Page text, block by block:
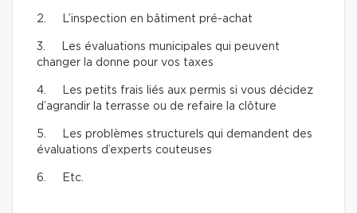
2. L’inspection en bâtiment pré-achat
3. Les évaluations municipales qui peuvent
changer la donne pour vos taxes
4. Les petits frais liés aux permis si vous décidez
d’agrandir la terrasse ou de refaire la clôture
5. Les problèmes structurels qui demandent des
évaluations d’experts couteuses
6. Etc.